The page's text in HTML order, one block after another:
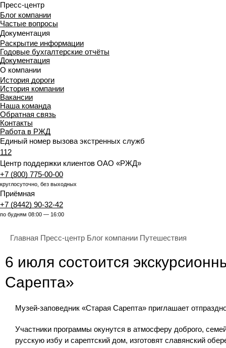
Пресс-центр
Блог компании
Частые вопросы
Документация
Раскрытие информации
Годовые бухгалтерские отчёты
Документация
О компании
История дороги
История компании
Вакансии
Наша команда
Обратная связь
Контакты
Работа в РЖД
Единый номер вызова экстренных служб
112
Центр поддержки клиентов ОАО «РЖД»
+7 (800) 775-00-00
круглосуточно, без выходных
Приёмная
+7 (8442) 90-32-42
по будням 08:00 — 16:00
Главная Пресс-центр Блог компании Путешествия
6 июля состоится
Сарепта»
Музей-заповедник «Старая Сарепта» приглашает
Участники программы окунутся в атмосферу доброго,
русскую избу и сарептский дом, изготовят славянский